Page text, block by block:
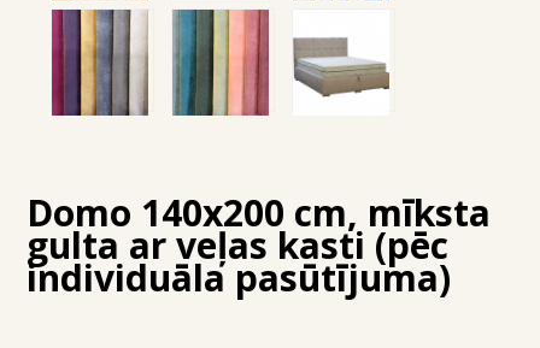
Domo 140x200 cm, mīksta
gulta ar veļas kasti (pēc
individuāla pasūtījuma)